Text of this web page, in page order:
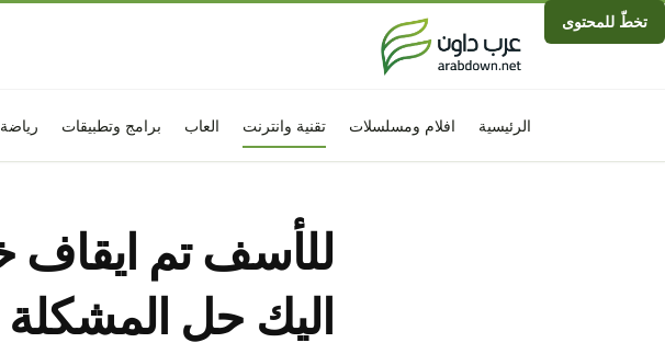
تخطّ للمحتوى
الرئيسية افلام ومسلسلات تقنية وانترنت العاب برامج وتطبيقات رياضة
اليك حل المشكلة